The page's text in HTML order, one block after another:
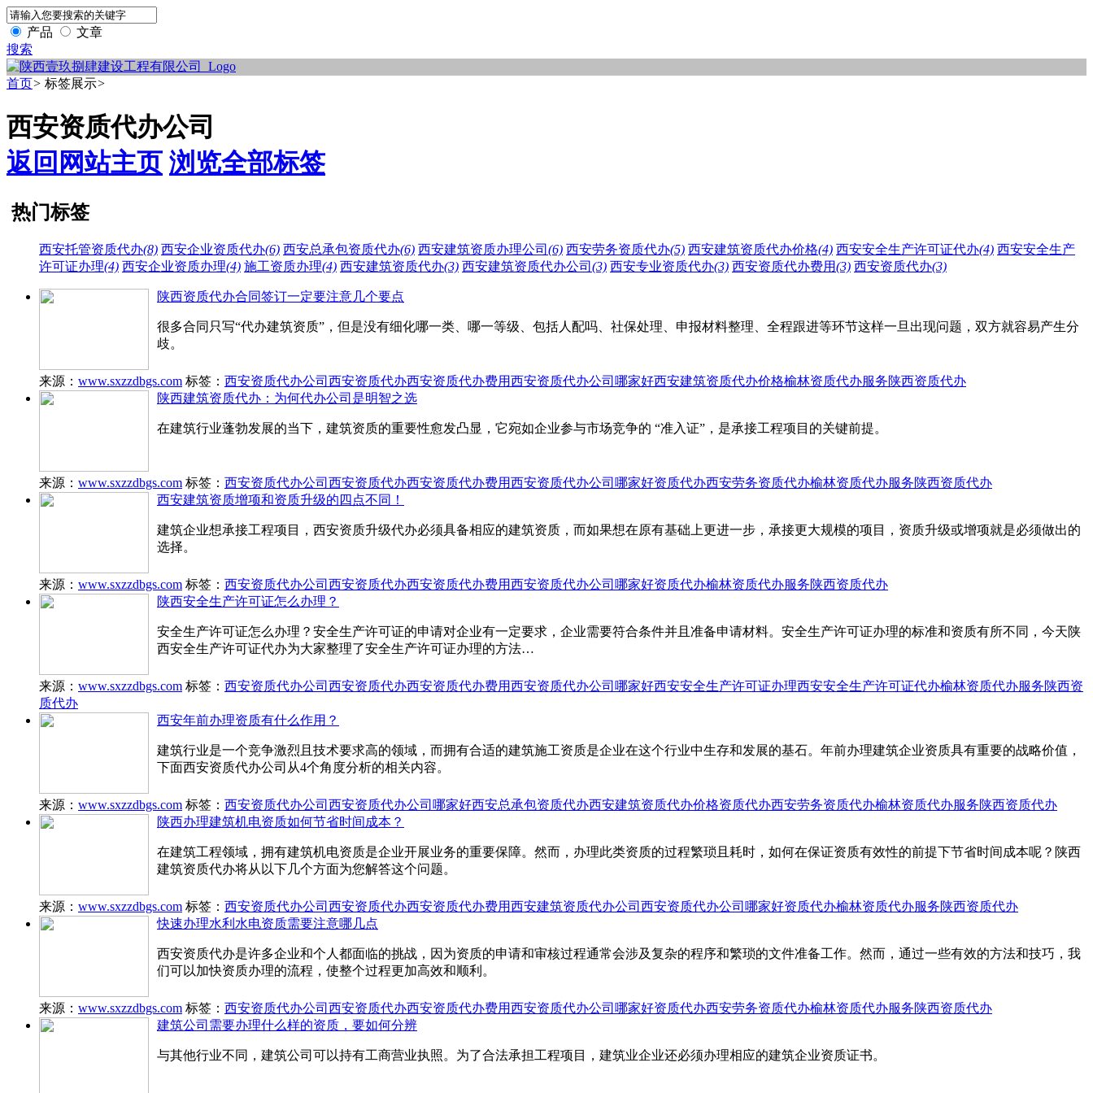
产品
文章
搜索
首页> 标签展示>
西安资质代办公司
返回网站主页 浏览全部标签
热门标签
西安托管资质代办(8) 西安企业资质代办(6) 西安总承包资质代办(6) 西安建筑资质办理公司 (6) 西安劳务资质代办(5) 西安建筑资质代办价格(4) 西安安全生产许可证代办(4) 西安安全生产
许可证办理(4) 西安企业资质办理(4) 施工资质办理(4) 西安建筑资质代办(3) 西安建筑资质代办公司 (3) 西安专业资质代办(3) 西安资质代办费用(3) 西安资质代办(3)
陕西资质代办合同签订一定要注意几个要点
很多合同只写“代办建筑资质”，但是没有细化哪一类、哪一等级、包括人配吗、社保处理、申报材料整理、全程跟进等环节这样一旦出现问题，双方就容易产生分
歧。
来源： www.sxzzdbgs.com 标签： 西安资质代办公司 西安资质代办西安资质代办费用西安资质代办公司哪家好西安建筑资质代办价格榆林资质代办服务陕西资质代办
陕西建筑资质代办：为何代办公司是明智之选
在建筑行业蓬勃发展的当下，建筑资质的重要性愈发凸显，它宛如企业参与市场竞争的 “准入证”，是承接工程项目的关键前提。
来源： www.sxzzdbgs.com 标签： 西安资质代办公司 西安资质代办西安资质代办费用西安资质代办公司哪家好资质代办西安劳务资质代办榆林资质代办服务陕西资质代办
西安建筑资质增项和资质升级的四点不同！
建筑企业想承接工程项目，西安资质升级代办必须具备相应的建筑资质，而如果想在原有基础上更进一步，承接更大规模的项目，资质升级或增项就是必须做出的
选择。
来源： www.sxzzdbgs.com 标签： 西安资质代办公司 西安资质代办西安资质代办费用西安资质代办公司哪家好资质代办榆林资质代办服务陕西资质代办
陕西安全生产许可证怎么办理？
安全生产许可证怎么办理？安全生产许可证的申请对企业有一定要求，企业需要符合条件并且准备申请材料。安全生产许可证办理的标准和资质有所不同，今天陕
西安全生产许可证代办为大家整理了安全生产许可证办理的方法…
来源： www.sxzzdbgs.com 标签： 西安资质代办公司 西安资质代办西安资质代办费用西安资质代办公司哪家好西安安全生产许可证办理西安安全生产许可证代办榆林资质代办服务陕西资
质代办
西安年前办理资质有什么作用？
建筑行业是一个竞争激烈且技术要求高的领域，而拥有合适的建筑施工资质是企业在这个行业中生存和发展的基石。年前办理建筑企业资质具有重要的战略价值，
下面西安资质代办公司从4个角度分析的相关内容。
来源： www.sxzzdbgs.com 标签： 西安资质代办公司 西安资质代办公司哪家好西安总承包资质代办西安建筑资质代办价格资质代办西安劳务资质代办榆林资质代办服务陕西资质代办
陕西办理建筑机电资质如何节省时间成本？
在建筑工程领域，拥有建筑机电资质是企业开展业务的重要保障。然而，办理此类资质的过程繁琐且耗时，如何在保证资质有效性的前提下节省时间成本呢？陕西
建筑资质代办将从以下几个方面为您解答这个问题。
来源： www.sxzzdbgs.com 标签： 西安资质代办公司 西安资质代办西安资质代办费用西安建筑资质代办公司 西安资质代办公司哪家好资质代办榆林资质代办服务陕西资质代办
快速办理水利水电资质需要注意哪几点
西安资质代办是许多企业和个人都面临的挑战，因为资质的申请和审核过程通常会涉及复杂的程序和繁琐的文件准备工作。然而，通过一些有效的方法和技巧，我
们可以加快资质办理的流程，使整个过程更加高效和顺利。
来源： www.sxzzdbgs.com 标签： 西安资质代办公司 西安资质代办西安资质代办费用西安资质代办公司哪家好资质代办西安劳务资质代办榆林资质代办服务陕西资质代办
建筑公司需要办理什么样的资质，要如何分辨
与其他行业不同，建筑公司可以持有工商营业执照。为了合法承担工程项目，建筑业企业还必须办理相应的建筑企业资质证书。